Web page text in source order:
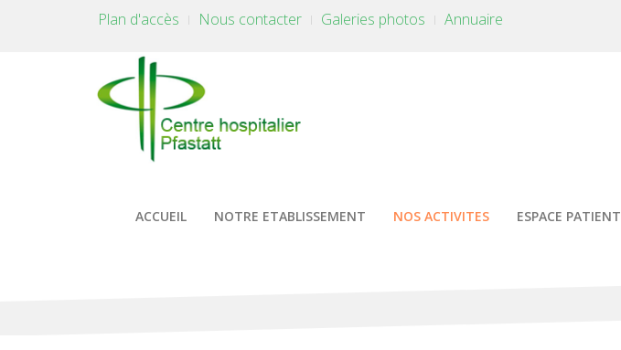
Plan d'accès Nous contacter Galeries photos Annuaire
ACCUEIL NOTRE ETABLISSEMENT NOS ACTIVITES ESPACE PATIENT